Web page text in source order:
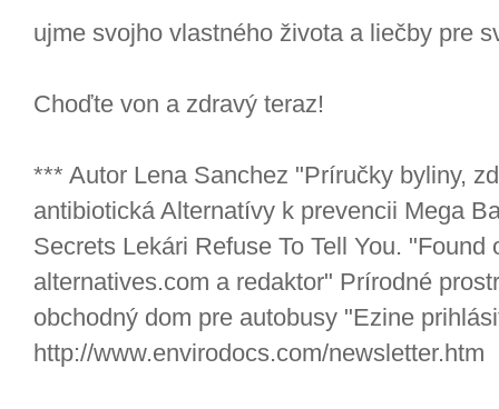
ujme svojho vlastného života a liečby pre
Choďte von a zdravý teraz!
*** Autor Lena Sanchez "Príručky byliny,
antibiotická Alternatívy k prevencii Mega
Secrets Lekári Refuse To Tell You.
alternatives.com a redaktor" Prírodné
obchodný dom pre autobusy "Ezine
http://www.envirodocs.com/newsletter.htm